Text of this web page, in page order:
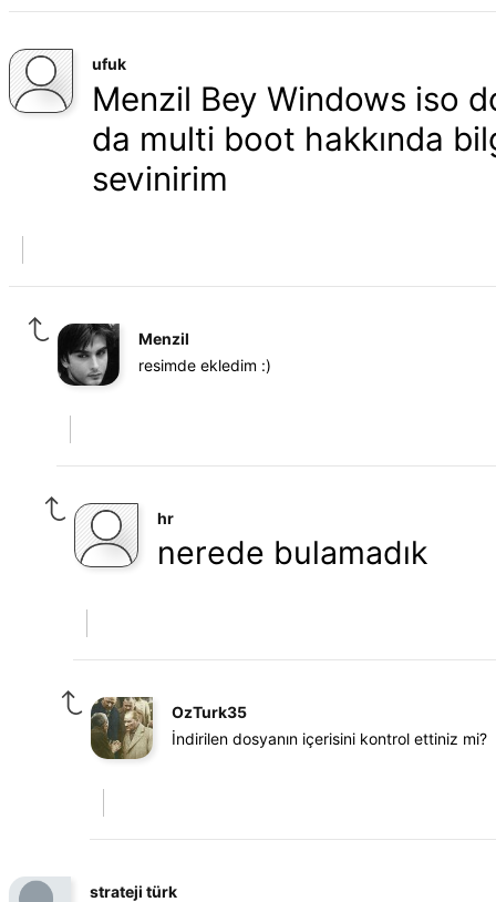
ufuk
Menzil Bey Windows iso
da multi boot hakkında
sevinirim
Menzil
resimde ekledim :)
hr
nerede bulamadık
OzTurk35
İndirilen dosyanın içerisini kontrol ettiniz mi?
strateji türk